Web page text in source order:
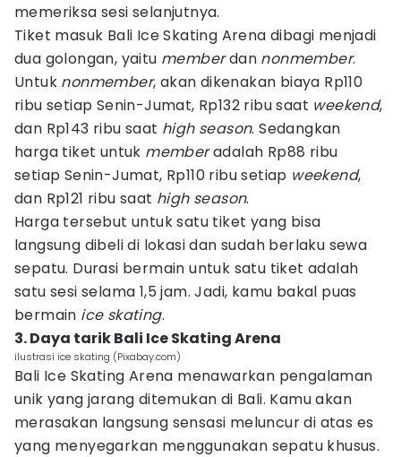
memeriksa sesi selanjutnya.
Tiket masuk Bali Ice Skating Arena dibagi menjadi
dua golongan, yaitu memberdan nonmember.
Untuk nonmember, akan dikenakan biaya Rp110
ribu setiap Senin-Jumat, Rp132 ribu saat weekend,
dan Rp143 ribu saat high season. Sedangkan
harga tiket untuk memberadalah Rp88 ribu
setiap Senin-Jumat, Rp110 ribu setiap weekend,
dan Rp121 ribu saat high season.
Harga tersebut untuk satu tiket yang bisa
langsung dibeli di lokasi dan sudah berlaku sewa
sepatu. Durasi bermain untuk satu tiket adalah
satu sesi selama 1,5 jam. Jadi, kamu bakal puas
bermain ice skating.
3. Daya tarik Bali Ice Skating Arena
ilustrasi ice skating (Pixabay.com)
Bali Ice Skating Arena menawarkan pengalaman
unik yang jarang ditemukan di Bali. Kamu akan
merasakan langsung sensasi meluncur di atas es
yang menyegarkan menggunakan sepatu khusus.